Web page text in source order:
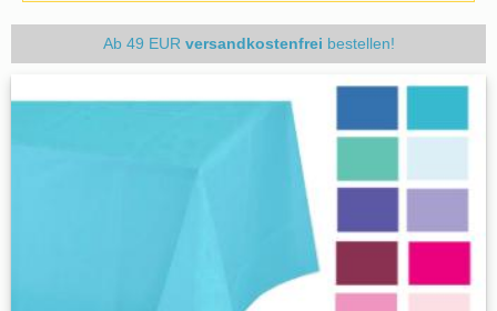
Ab 49 EUR versandkostenfrei bestellen!